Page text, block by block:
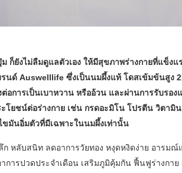
ก็ยังไม่ลืมดูแลตัวเอง ให้มีสุขภาพร่างกายที่แข็งแ
นด์ Auswelllife ซึ่งเป็นนมผึ้งแท้ โดสเข้มข้นสูง
อการเป็นเบาหวาน หรืออ้วน และผ่านการรับรอ
โยชน์ต่อร่างกาย เช่น กรดอะมิโน โปรตีน วิตา
ขมันอิ่มตัวที่มีเฉพาะในนมผึ้งเท่านั้น
หลับสนิท ลดอาการวัยทอง หงุดหงิดง่าย อารม
การปวดประจำเดือน เสริมภูมิคุ้มกัน ฟื้นฟูร่างกา